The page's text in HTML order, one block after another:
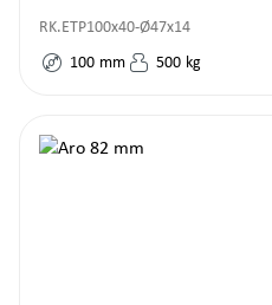
RK.ETP100x40-Ø47x14
100 mm 500 kg